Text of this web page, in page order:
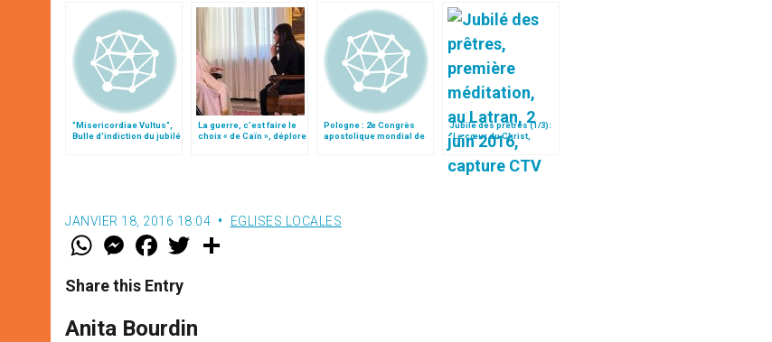
"Misericordiae Vultus",
Bulle d'indiction du jubilé
La guerre, c’est faire le
choix « de Caïn », déplore
Pologne : 2e Congrès
apostolique mondial de
Jubilé des prêtres (1/3):
"Le cœur du Christ,
centre de la
miséricorde"
JANVIER 18, 2016 18:04 EGLISES LOCALES
W
t
s
p
M
e
s
e
g
F
a
e
b
o
w
r
Share this Entry
Anita Bourdin